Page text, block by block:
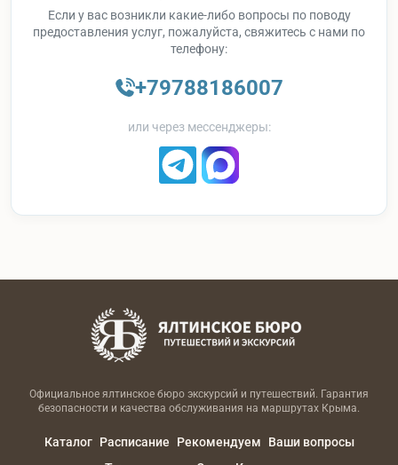
Если у вас возникли какие-либо вопросы по поводу
предоставления услуг, пожалуйста, свяжитесь с нами по
телефону:
+79788186007
или через мессенджеры:
Официальное ялтинское бюро экскурсий и путешествий. Гарантия
безопасности и качества обслуживания на маршрутах Крыма.
Каталог Расписание Рекомендуем
Ваши вопросы